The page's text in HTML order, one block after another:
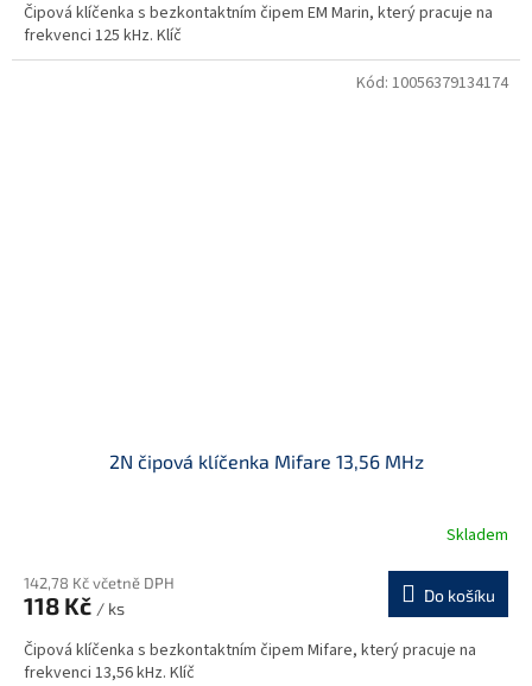
Čipová klíčenka s bezkontaktním čipem EM Marin, který pracuje na
frekvenci 125 kHz. Klíč
2N čipová klíčenka Mifare 13,56 MHz
Skladem
142,78 Kč včetně DPH
118 Kč / ks
Do košíku
Čipová klíčenka s bezkontaktním čipem Mifare, který pracuje na
frekvenci 13,56 kHz. Klíč
Kód: 10056379134174